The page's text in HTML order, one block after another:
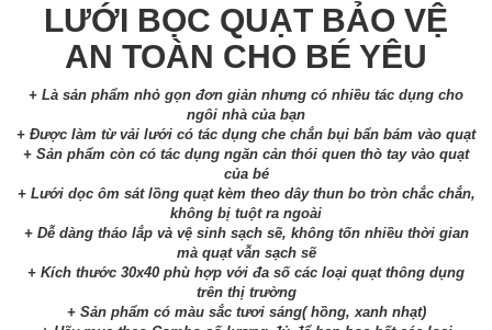
LƯỚI BỌC QUẠT BẢO VỆ
AN TOÀN CHO BÉ YÊU
+ Là sản phẩm nhỏ gọn đơn giản nhưng có nhiều tác dụng cho
ngôi nhà của bạn
+ Được làm từ vải lưới có tác dụng che chắn bụi bẩn bám vào quạt
+ Sản phẩm còn có tác dụng ngăn cản thói quen thò tay vào quạt
của bé
+ Lưới dọc ôm sát lồng quạt kèm theo dây thun bo tròn chắc chắn,
không bị tuột ra ngoài
+ Dễ dàng tháo lắp và vệ sinh sạch sẽ, không tốn nhiều thời gian
mà quạt vẫn sạch sẽ
+ Kích thước 30x40 phù hợp với đa số các loại quạt thông dụng
trên thị trường
+ Sản phẩm có màu sắc tươi sáng( hồng, xanh nhạt)